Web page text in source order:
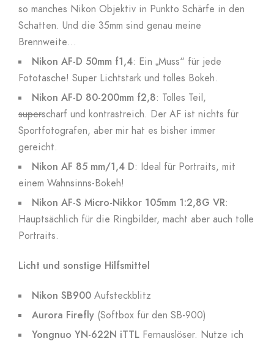
so manches Nikon Objektiv in Punkto Schärfe in den
Schatten. Und die 35mm sind genau meine
Brennweite…
Nikon AF-D 50mm f1,4: Ein „Muss“ für jede
Fototasche! Super Lichtstark und tolles Bokeh.
Nikon AF-D 80-200mm f2,8: Tolles Teil,
superscharf und kontrastreich. Der AF ist nichts für
Sportfotografen, aber mir hat es bisher immer
gereicht.
Nikon AF 85 mm/1,4 D: Ideal für Portraits, mit
einem Wahnsinns-Bokeh!
Nikon AF-S Micro-Nikkor 105mm 1:2,8G VR:
Hauptsächlich für die Ringbilder, macht aber auch tolle
Portraits.
Licht und sonstige Hilfsmittel
Nikon SB900 Aufsteckblitz
Aurora Firefly (Softbox für den SB-900)
Yongnuo YN-622N iTTL Fernauslöser. Nutze ich